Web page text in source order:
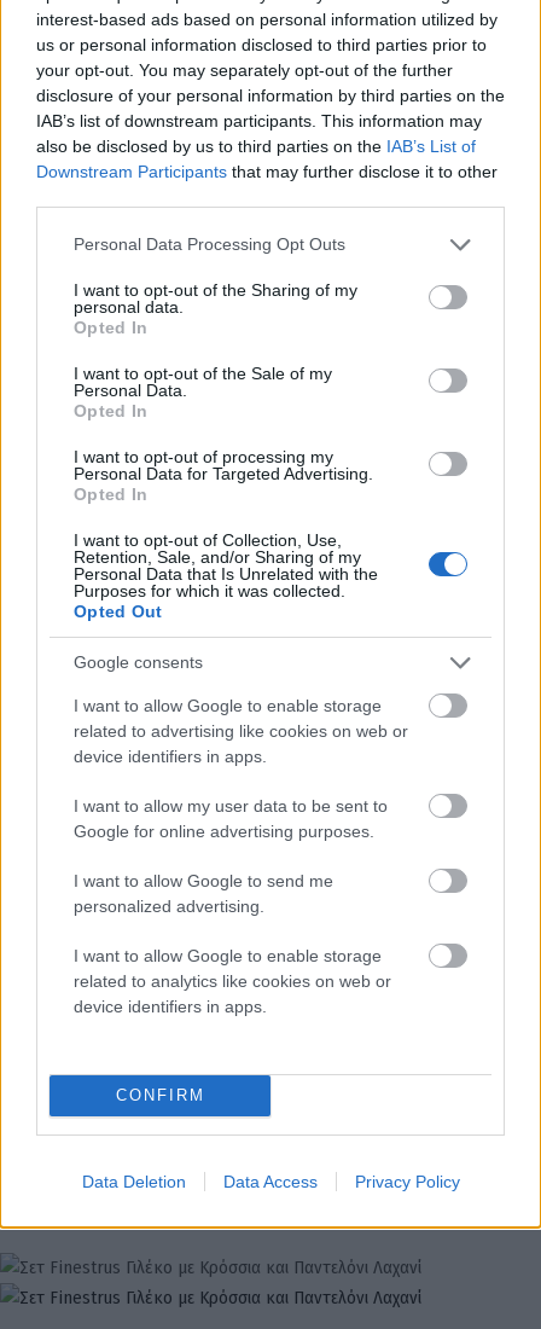
interest-based ads based on personal information utilized by
us or personal information disclosed to third parties prior to
your opt-out. You may separately opt-out of the further
disclosure of your personal information by third parties on the
IAB’s list of downstream participants. This information may
also be disclosed by us to third parties on the IAB’s List of
Downstream Participants that may further disclose it to other
Please note that this website/app uses one or more Google
not limited to your visit or usage behaviour. You may click to
grant or deny consent to Google and its third-party tags to
use your data for below specified purposes in below Google
consent section.
Personal Data Processing Opt Outs
I want to opt-out of the Sharing of my
personal data.
Opted In
I want to opt-out of the Sale of my
Personal Data.
Opted In
I want to opt-out of processing my
Personal Data for Targeted Advertising.
Opted In
I want to opt-out of Collection, Use,
Retention, Sale, and/or Sharing of my
Personal Data that Is Unrelated with the
Purposes for which it was collected.
Opted Out
Google consents
I want to allow Google to enable storage
related to advertising like cookies on web or
device identifiers in apps.
I want to allow my user data to be sent to
Google for online advertising purposes.
I want to allow Google to send me
personalized advertising.
I want to allow Google to enable storage
related to analytics like cookies on web or
device identifiers in apps.
CONFIRM
Data Deletion Data Access Privacy Policy
Σχετικά προϊόντα
€
Σετ Clenus Παντελόνα με Γιλέκο Μπεζ
€
Σετ Clenus Παντελόνα με Γιλέκο Λευκό